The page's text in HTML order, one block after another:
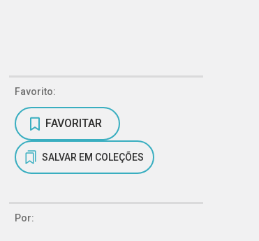
Favorito:
FAVORITAR
SALVAR EM COLEÇÕES
Por: